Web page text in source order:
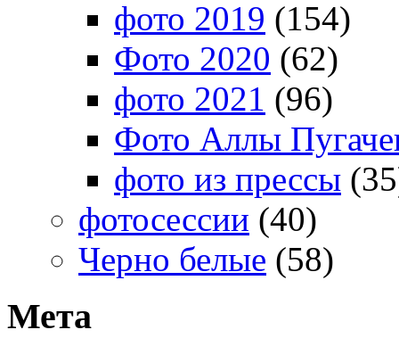
фото 2019 (154)
Фото 2020 (62)
фото 2021 (96)
Фото Аллы
фото из прессы
фотосессии (40)
Черно белые (58)
Мета